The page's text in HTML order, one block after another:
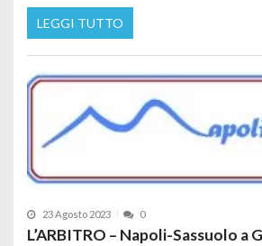
LEGGI TUTTO
23 Agosto 2023 0
L’ARBITRO – Napoli-Sassuolo a